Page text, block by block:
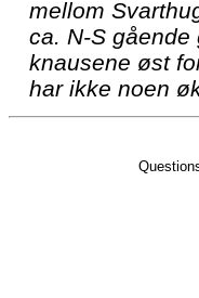
mellom
ca. N-S
knausene øst
har ikke noen